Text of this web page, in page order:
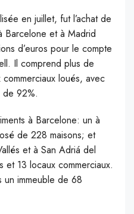
en juillet, fut l’achat de
Barcelone et à Madrid
d’euros pour le compte
Il comprend plus de
loués, avec
de 92%.
à Barcelone: ​​un à
de 228 maisons; et
et à San Adriá del
13 locaux commerciaux.
immeuble de 68